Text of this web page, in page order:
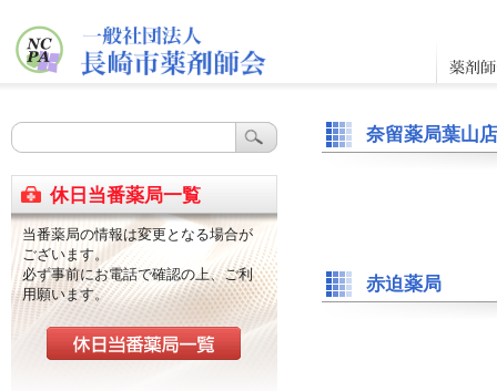
奈留薬局葉山店
赤迫薬局
休日当番薬局一覧
当番薬局の情報は変更となる場合が
ございます。
必ず事前にお電話で確認の上、ご利
用願います。